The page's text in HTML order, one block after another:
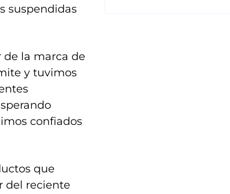
suspendidas
de la marca de
y tuvimos
confiados
que
del reciente